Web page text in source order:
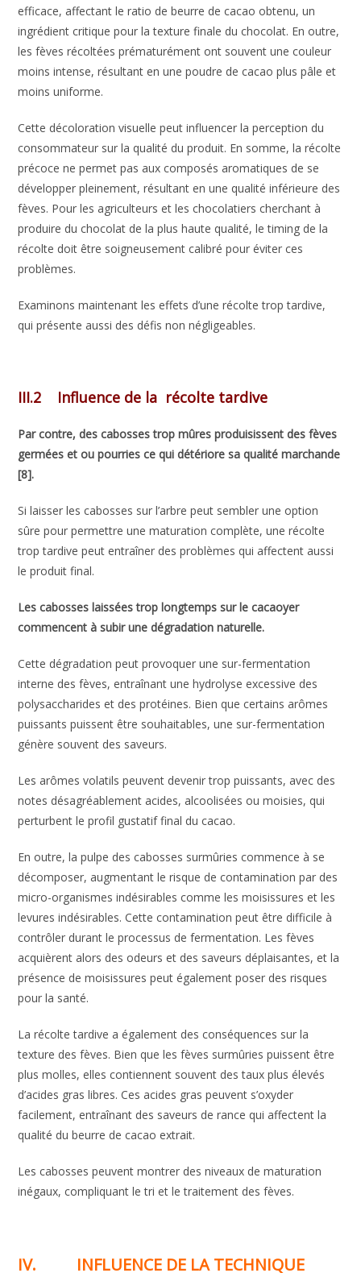
efficace, affectant le ratio de beurre de cacao obtenu, un
ingrédient critique pour la texture finale du chocolat. En outre,
les fèves récoltées prématurément ont souvent une couleur
moins intense, résultant en une poudre de cacao plus pâle et
moins uniforme.
Cette décoloration visuelle peut influencer la perception du
consommateur sur la qualité du produit. En somme, la récolte
précoce ne permet pas aux composés aromatiques de se
développer pleinement, résultant en une qualité inférieure des
fèves. Pour les agriculteurs et les chocolatiers cherchant à
produire du chocolat de la plus haute qualité, le timing de la
récolte doit être soigneusement calibré pour éviter ces
problèmes.
Examinons maintenant les effets d’une récolte trop tardive,
qui présente aussi des défis non négligeables.
III.2 Influence de la récolte tardive
Par contre, des cabosses trop mûres produisissent des fèves
germées et ou pourries ce qui détériore sa qualité marchande
[8].
Si laisser les cabosses sur l’arbre peut sembler une option
sûre pour permettre une maturation complète, une récolte
trop tardive peut entraîner des problèmes qui affectent aussi
le produit final.
Les cabosses laissées trop longtemps sur le cacaoyer
commencent à subir une dégradation naturelle.
Cette dégradation peut provoquer une sur-fermentation
interne des fèves, entraînant une hydrolyse excessive des
polysaccharides et des protéines. Bien que certains arômes
puissants puissent être souhaitables, une sur-fermentation
génère souvent des saveurs.
Les arômes volatils peuvent devenir trop puissants, avec des
notes désagréablement acides, alcoolisées ou moisies, qui
perturbent le profil gustatif final du cacao.
En outre, la pulpe des cabosses surmûries commence à se
décomposer, augmentant le risque de contamination par des
micro-organismes indésirables comme les moisissures et les
levures indésirables. Cette contamination peut être difficile à
contrôler durant le processus de fermentation. Les fèves
acquièrent alors des odeurs et des saveurs déplaisantes, et la
présence de moisissures peut également poser des risques
pour la santé.
La récolte tardive a également des conséquences sur la
texture des fèves. Bien que les fèves surmûries puissent être
plus molles, elles contiennent souvent des taux plus élevés
d’acides gras libres. Ces acides gras peuvent s’oxyder
facilement, entraînant des saveurs de rance qui affectent la
qualité du beurre de cacao extrait.
Les cabosses peuvent montrer des niveaux de maturation
inégaux, compliquant le tri et le traitement des fèves.
IV. INFLUENCE DE LA TECHNIQUE